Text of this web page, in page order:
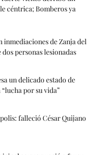
céntrica; Bomberos ya
de Zanja del
personas lesionadas
un delicado estado de
por su vida”
falleció César Quijano